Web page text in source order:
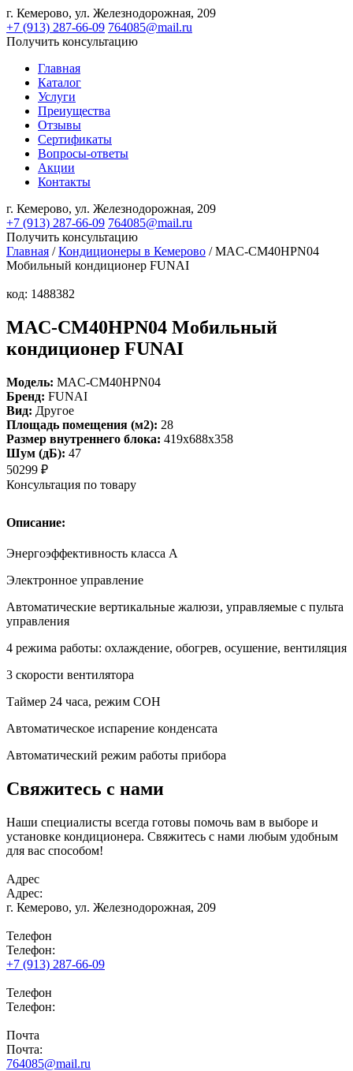
г. Кемерово, ул. Железнодорожная, 209
+7 (913) 287-66-09 764085@mail.ru
Получить консультацию
Главная
Каталог
Услуги
Преиущества
Отзывы
Сертификаты
Вопросы-ответы
Акции
Контакты
г. Кемерово, ул. Железнодорожная, 209
+7 (913) 287-66-09 764085@mail.ru
Получить консультацию
Главная /Кондиционеры в Кемерово / MAC-CM40HPN04
Мобильный кондиционер FUNAI
код: 1488382
MAC-CM40HPN04 Мобильный
кондиционер FUNAI
Модель: MAC-CM40HPN04
Бренд: FUNAI
Вид: Другое
Площадь помещения (м2): 28
Размер внутреннего блока: 419x688x358
Шум (дБ): 47
50299 ₽
Консультация по товару
Описание:
Энергоэффективность класса А
Электронное управление
Автоматические вертикальные жалюзи, управляемые с пульта
управления
4 режима работы: охлаждение, обогрев, осушение, вентиляция
3 скорости вентилятора
Таймер 24 часа, режим СОН
Автоматическое испарение конденсата
Автоматический режим работы прибора
Свяжитесь с нами
Наши специалисты всегда готовы помочь вам в выборе и
установке кондиционера. Свяжитесь с нами любым удобным
для вас способом!
Адрес
Адрес:
г. Кемерово, ул. Железнодорожная, 209
Телефон
Телефон:
+7 (913) 287-66-09
Телефон
Телефон:
Почта
Почта:
764085@mail.ru